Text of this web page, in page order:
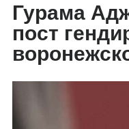
Гурама
пост